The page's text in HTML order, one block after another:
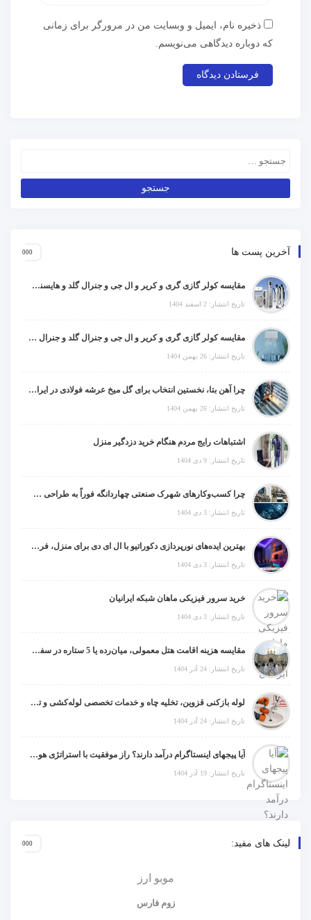
ذخیره نام، ایمیل و وبسایت من در مرورگر برای زمانی
که دوباره دیدگاهی می‌نویسم.
آخرین پست ها
مقایسه کولر گازی گری و کریر و ال جی و جنرال گلد و هایسنس و مدیا و اجنرال
تاریخ انتشار: 2 اسفند 1404
مقایسه کولر گازی گری و کریر و ال جی و جنرال گلد و جنرال شکار و سامسونگ و یونیوا
تاریخ انتشار: 26 بهمن 1404
چرا آهن بتا، نخستین انتخاب برای گل میخ عرشه فولادی در ایران است؟
تاریخ انتشار: 26 بهمن 1404
اشتباهات رایج مردم هنگام خرید دزدگیر منزل
تاریخ انتشار: 9 دی 1404
چرا کسب‌وکارهای شهرک صنعتی چهاردانگه فوراً به طراحی سایت نیاز دارند؟
تاریخ انتشار: 3 دی 1404
بهترین ایده‌های نورپردازی دکوراتیو با ال ای دی برای منزل، فروشگاه و دفتر کار
تاریخ انتشار: 3 دی 1404
خرید سرور فیزیکی ماهان شبکه ایرانیان
تاریخ انتشار: 3 دی 1404
مقایسه هزینه اقامت هتل معمولی، میان‌رده یا 5 ستاره در سفر زیارتی عراق
تاریخ انتشار: 24 آذر 1404
لوله بازکنی قزوین، تخلیه چاه و خدمات تخصصی لوله‌کشی و تشخیص ترکیدگی
تاریخ انتشار: 24 آذر 1404
آیا پیجهای اینستاگرام درآمد دارند؟ راز موفقیت با استراتژی هوشمندانه
تاریخ انتشار: 19 آذر 1404
لینک های مفید:
موبو ارز
زوم فارس